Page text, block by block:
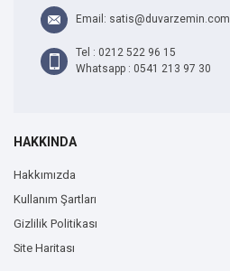
Email: satis@duvarzemin.com
Tel : 0212 522 96 15
Whatsapp : 0541 213 97 30
HAKKINDA
Hakkımızda
Kullanım Şartları
Gizlilik Politikası
Site Haritası